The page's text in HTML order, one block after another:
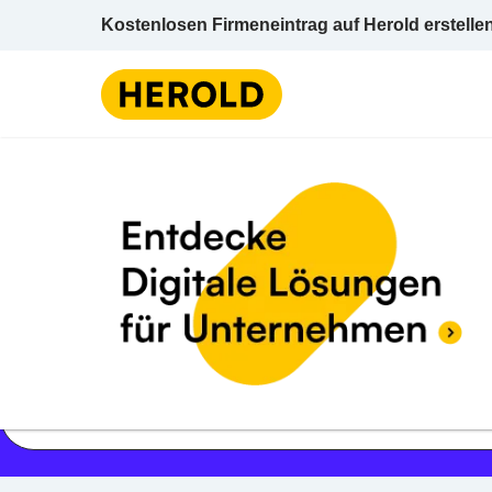
Kostenlosen Firmeneintrag auf Herold